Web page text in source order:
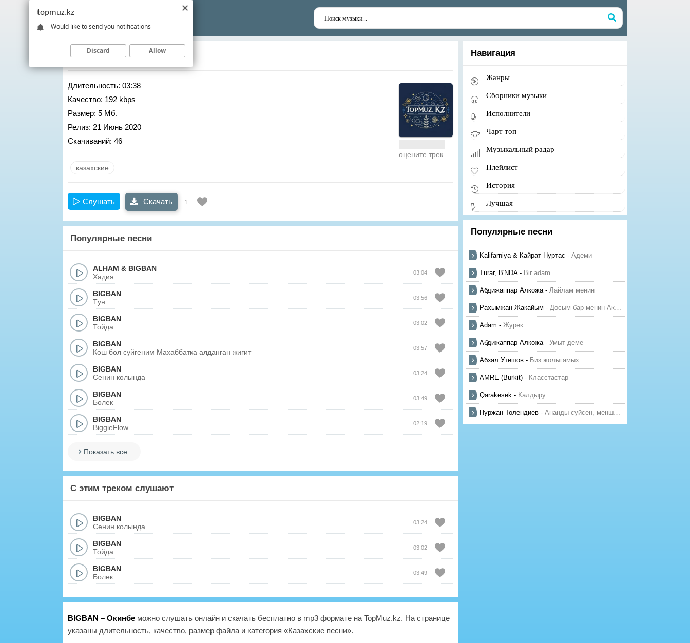
BIGBAN– Окинбе
Длительность: 03:38
Качество: 192 kbps
Размер: 5 Мб.
Релиз: 21 Июнь 2020
Скачиваний: 46
оцените трек
казахские
Слушать Скачать 1
Популярные песни
ALHAM & BIGBAN
Хадия
03:04
BIGBAN
Tун
03:56
BIGBAN
Тойда
03:02
BIGBAN
Кош бол суйгеним Махаббатка алданган жигит
03:57
BIGBAN
Сенин колында
03:24
BIGBAN
Болек
03:49
BIGBAN
BiggieFlow
02:19
Показать все
С этим треком слушают
BIGBAN
Сенин колында
03:24
BIGBAN
Тойда
03:02
BIGBAN
Болек
03:49
BIGBAN – Окинбе можно слушать онлайн и скачать бесплатно в mp3 формате на TopMuz.kz. На странице
указаны длительность, качество, размер файла и категория «Казахские песни».
Навигация
Жанры
Сборники музыки
Исполнители
Чарт топ
Музыкальный радар
Плейлист
История
Лучшая
Популярные песни
Kalifarniya & Кайрат Нуртас - Адеми
Turar, B'NDA- Bir adam
Абдижаппар Алкожа- Лайлам менин
Рахымжан Жакайым - Досым бар менин Актауда
Adam - Журек
Абдижаппар Алкожа- Умыт деме
Абзал Утешов - Биз жолыгамыз
AMRE (Burkit) - Класстастар
Qarakesek - Калдыру
Нуржан Толендиев - Ананды суйсен, менше суй
topmuz.kz
Would like to send you notifications
Discard Allow